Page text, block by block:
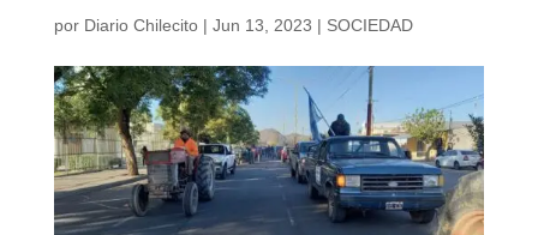
por Diario Chilecito| Jun 13, 2023 | SOCIEDAD